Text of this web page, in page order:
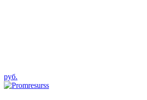
руб.